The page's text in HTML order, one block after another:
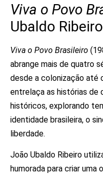
Viva o Povo
Ubaldo Ribeiro
Viva o Povo Brasileiro
abrange mais de quatro
desde a colonização até
entrelaça as histórias de
históricos, explorando
identidade brasileira, o
liberdade.
João Ubaldo Ribeiro
humorada para criar uma